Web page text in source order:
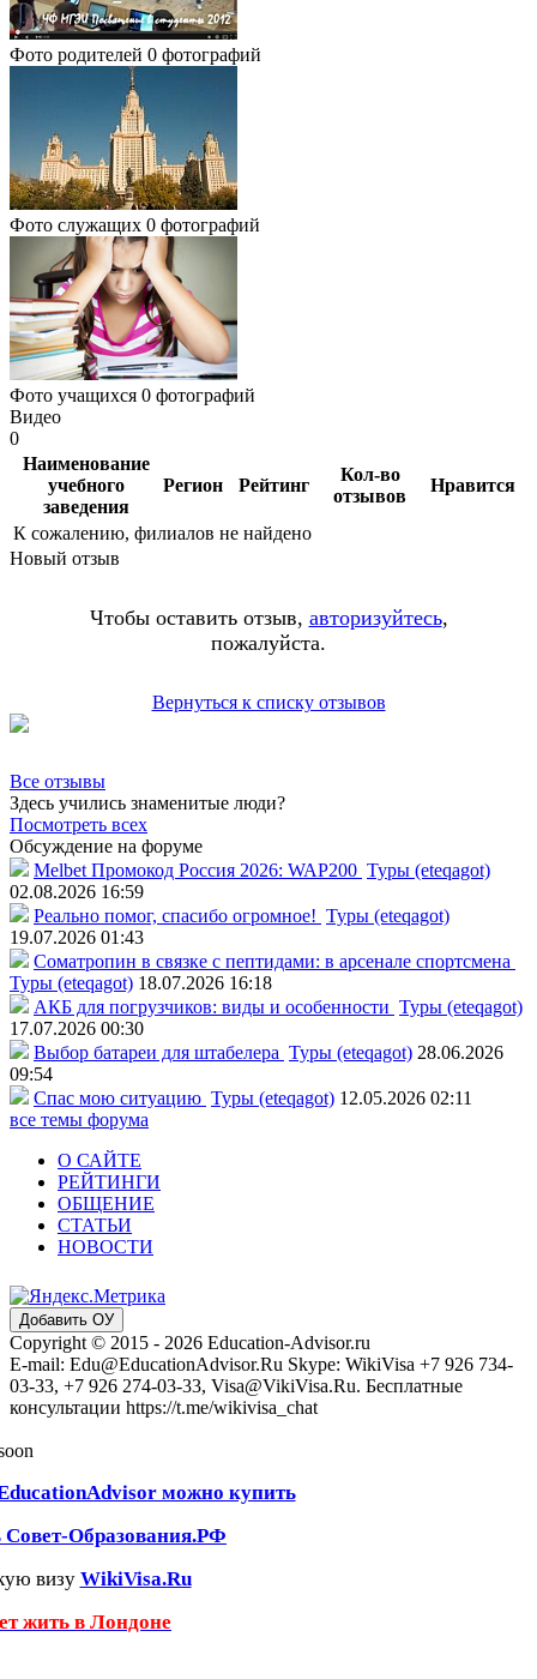
Фото родителей 0 фотографий
Фото служащих 0 фотографий
Фото учащихся 0 фотографий
Видео
0
Наименование
учебного
заведения
Регион Рейтинг
Кол-во
отзывов
Нравится
К сожалению, филиалов не найдено
Новый отзыв
Чтобы оставить отзыв, авторизуйтесь,
пожалуйста.
Вернуться к списку отзывов
Все отзывы
Здесь учились знаменитые люди?
Посмотреть всех
Обсуждение на форуме
Melbet Промокод Россия 2026: WAP200 Туры (eteqagot)
02.08.2026 16:59
Реально помог, спасибо огромное! Туры (eteqagot)
19.07.2026 01:43
Соматропин в связке с пептидами: в арсенале спортсмена
Туры (eteqagot) 18.07.2026 16:18
АКБ для погрузчиков: виды и особенности Туры (eteqagot)
17.07.2026 00:30
Выбор батареи для штабелера Туры (eteqagot) 28.06.2026
09:54
Спас мою ситуацию Туры (eteqagot) 12.05.2026 02:11
все темы форума
О САЙТЕ
РЕЙТИНГИ
ОБЩЕНИЕ
СТАТЬИ
НОВОСТИ
Добавить ОУ
Copyright © 2015 - 2026 Education-Advisor.ru
E-mail: Edu@EducationAdvisor.Ru Skype: WikiVisa +7 926 734-
03-33, +7 926 274-03-33, Visa@VikiVisa.Ru. Бесплатные
консультации https://t.me/wikivisa_chat
можно купить
Совет-Образования.РФ
визу WikiVisa.Ru
жить в Лондоне